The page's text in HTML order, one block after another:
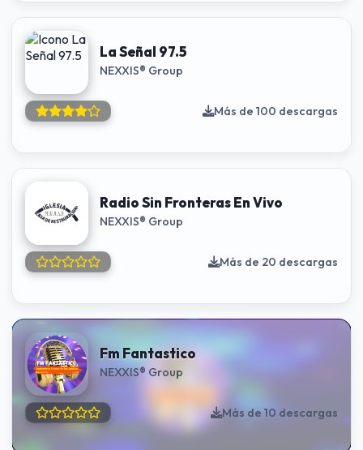
La Señal 97.5
NEXXIS® Group
Más de 100 descargas
Radio Sin Fronteras En Vivo
NEXXIS® Group
Más de 20 descargas
Fm Fantastico
NEXXIS® Group
Más de 10 descargas